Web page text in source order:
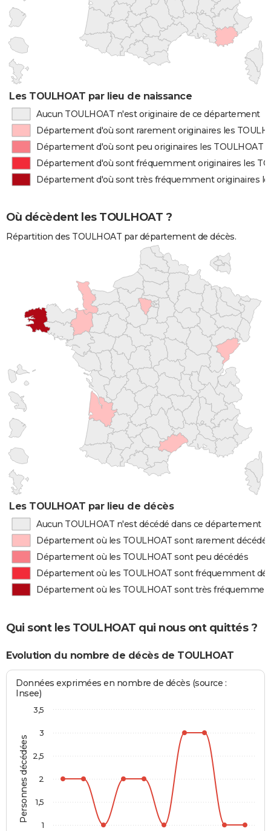
Les TOULHOAT par lieu de naissance
Aucun TOULHOAT n'est originaire de ce département
Département d'où sont rarement originaires les
Département d'où sont peu originaires les TOULHOAT
Département d'où sont fréquemment originaires les
Département d'où sont très fréquemment originaires
Où décèdent les TOULHOAT ?
Répartition des TOULHOAT par département de décès.
Les TOULHOAT par lieu de décès
Aucun TOULHOAT n'est décédé dans ce département
Département où les TOULHOAT sont rarement décédés
Département où les TOULHOAT sont peu décédés
Département où les TOULHOAT sont fréquemment
Département où les TOULHOAT sont très
Qui sont les TOULHOAT qui nous ont quittés ?
Evolution du nombre de décès de TOULHOAT
Personnes décédées
Données exprimées en nombre de décès (source :
Insee)
1
1,5
2
2,5
3
3,5